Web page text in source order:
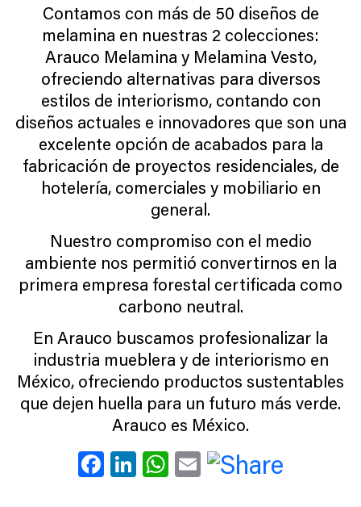
Contamos con más de 50 diseños de
melamina en nuestras 2 colecciones:
Arauco Melamina y Melamina Vesto,
ofreciendo alternativas para diversos
estilos de interiorismo, contando con
diseños actuales e innovadores que son una
excelente opción de acabados para la
fabricación de proyectos residenciales, de
hotelería, comerciales y mobiliario en
general.
Nuestro compromiso con el medio
ambiente nos permitió convertirnos en la
primera empresa forestal certificada como
carbono neutral.
En Arauco buscamos profesionalizar la
industria mueblera y de interiorismo en
México, ofreciendo productos sustentables
que dejen huella para un futuro más verde.
Arauco es México.
Facebook
LinkedIn
WhatsApp
Email